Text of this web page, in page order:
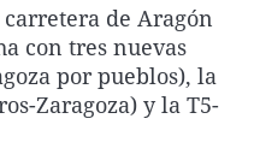
La rosa de los vientos
Gente viajera
Como el perro y el
Caso
Retornados
Equipo de
Extremadura
Galicia
La Rioja
Virales
Televisión
Elecciones
de Aragón
con tres nuevas
por pueblos), la
Zaragoza) y la T5-